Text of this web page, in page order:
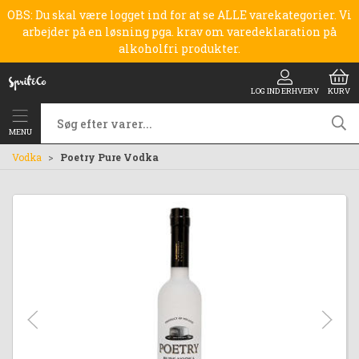
OBS: Du skal være logget ind for at se ALLE varekategorier. Vi
arbejder på en løsning pga. krav om varedeklaration på
alkoholfri produkter.
LOG IND ERHVERV KURV
MENU
Vodka Poetry Pure Vodka